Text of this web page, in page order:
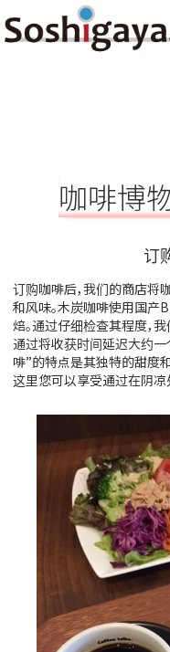
咖啡博
订
订购咖啡后，我们的商店将
和风味。木炭咖啡使用国产
焙。通过仔细检查其程度，
通过将收获时间延迟大约一
啡”的特点是其独特的甜度
这里您可以享受通过在阴凉